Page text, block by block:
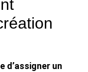
d’assigner un